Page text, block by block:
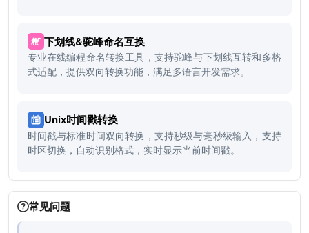
下划线&驼峰命名互换
专业在线编程命名转换工具，支持驼峰与下划线互转和多格
式适配，提供双向转换功能，满足多语言开发需求。
Unix时间戳转换
时间戳与标准时间双向转换，支持秒级与毫秒级输入，支持
时区切换，自动识别格式，实时显示当前时间戳。
常见问题